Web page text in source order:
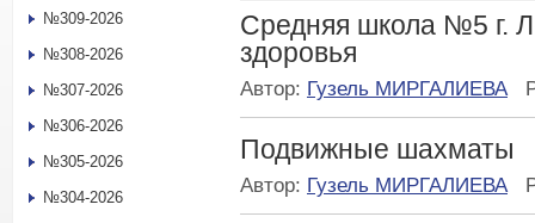
Средняя школа №5 г.
здоровья
Автор: Гузель МИРГАЛИЕВА
Подвижные шахматы
Автор: Гузель МИРГАЛИЕВА
№309-2026
№308-2026
№307-2026
№306-2026
№305-2026
№304-2026